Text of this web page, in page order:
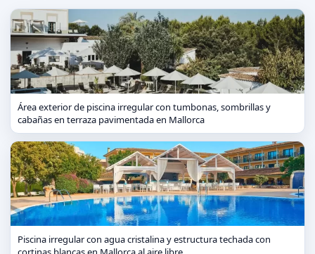
Área exterior de piscina irregular con tumbonas, sombrillas y
cabañas en terraza pavimentada en Mallorca
Piscina irregular con agua cristalina y estructura techada con